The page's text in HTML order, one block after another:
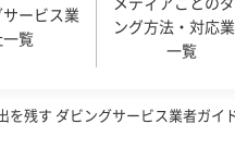
ービス業
覧
ング方法・対応
一覧
を残す ダビングサービス業者ガイ